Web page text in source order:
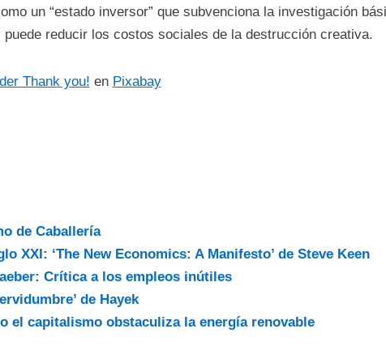
un “estado inversor” que subvenciona la investigación
puede reducir los costos sociales de la destrucción creativa.
Thank you! en Pixabay
de Caballería
XXI: ‘The New Economics: A Manifesto’ de Steve Keen
Crítica a los empleos inútiles
de Hayek
el capitalismo obstaculiza la energía renovable